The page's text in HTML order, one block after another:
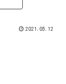
2021.05.12